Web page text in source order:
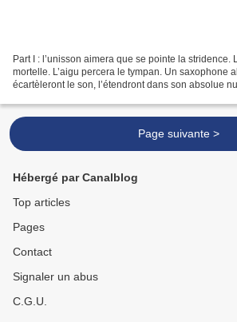
Part I : l’unisson aimera que se pointe la stridence.
mortelle. L’aigu percera le tympan. Un saxophone
écartèleront le son, l’étendront dans son absolue
Page suivante >
Hébergé par Canalblog
Top articles
Pages
Contact
Signaler un abus
C.G.U.